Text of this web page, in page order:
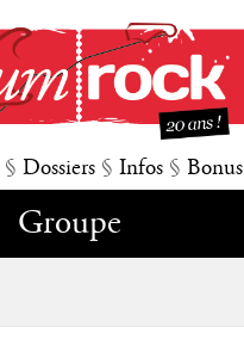
§ Dossiers § Infos § Bonus
Groupe